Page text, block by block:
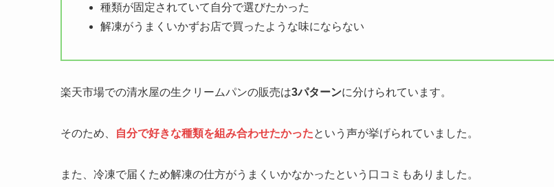
種類が固定されていて自分で選びたかった
解凍がうまくいかずお店で買ったような味にならない
楽天市場での清水屋の生クリームパンの販売は3パターンに分けられています。
そのため、 自分で好きな種類を組み合わせたかったという声が挙げられていました。
また、冷凍で届くため解凍の仕方がうまくいかなかったという口コミもありました。